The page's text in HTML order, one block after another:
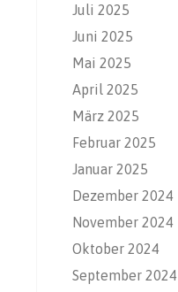
Juli 2025
Juni 2025
Mai 2025
April 2025
März 2025
Februar 2025
Januar 2025
Dezember 2024
November 2024
Oktober 2024
September 2024